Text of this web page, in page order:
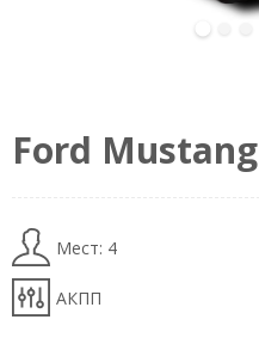
Ford Mustang
Мест: 4
АКПП